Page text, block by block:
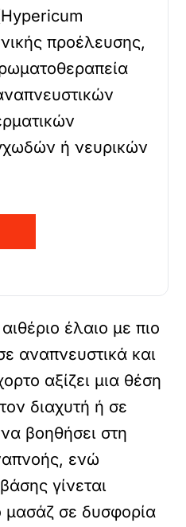
προέλευσης,
ή νευρικών
έλαιο με πιο
αναπνευστικά και
αξίζει μια θέση
διαχυτή ή σε
βοηθήσει στη
ενώ
γίνεται
μασάζ σε δυσφορία